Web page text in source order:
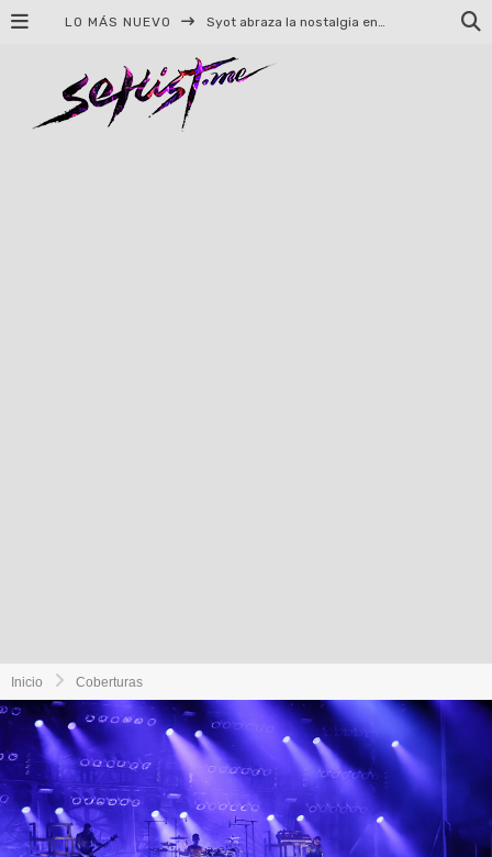
LO MÁS NUEVO Helloween celebrará 40 años de historia con conciertos en Ciudad de México y Guadalajara
Inicio Coberturas